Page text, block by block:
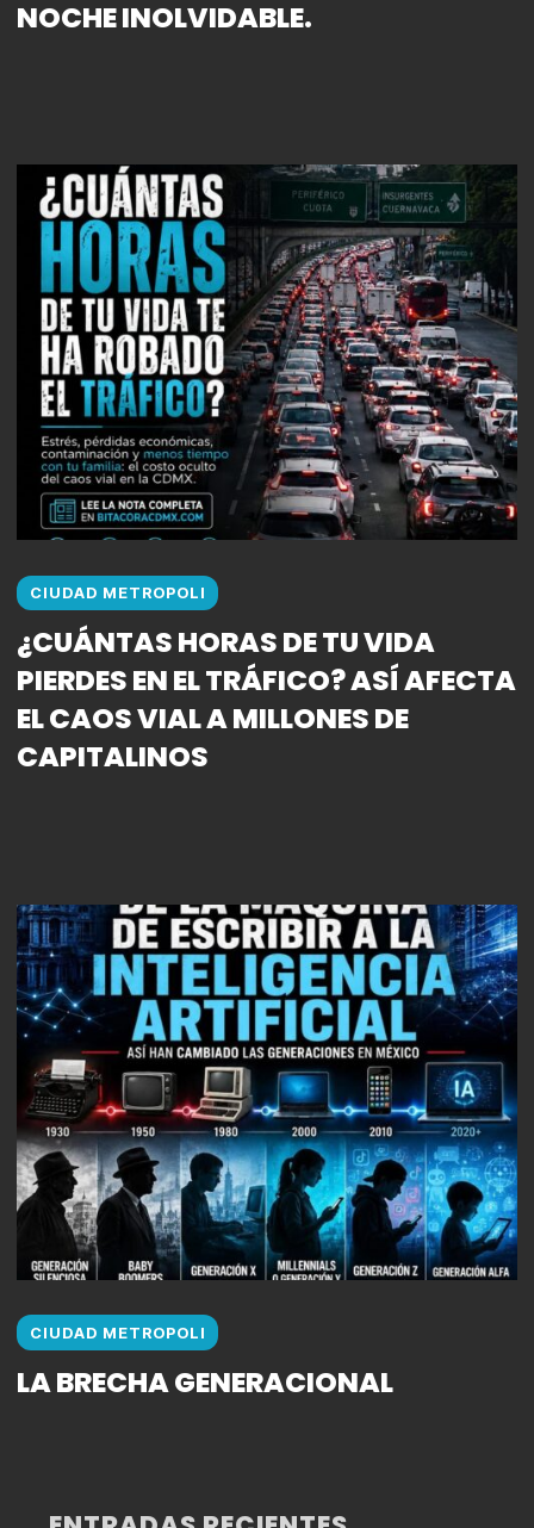
NOCHE INOLVIDABLE.
CIUDAD METROPOLI
¿CUÁNTAS HORAS DE TU VIDA
PIERDES EN EL TRÁFICO? ASÍ AFECTA
EL CAOS VIAL A MILLONES DE
CAPITALINOS
CIUDAD METROPOLI
LA BRECHA GENERACIONAL